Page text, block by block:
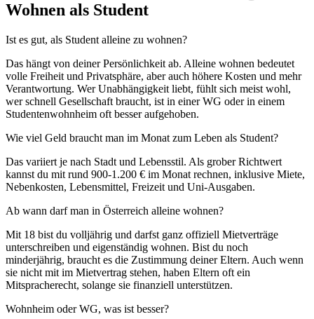
Wohnen als Student
Ist es gut, als Student alleine zu wohnen?
Das hängt von deiner Persönlichkeit ab. Alleine wohnen bedeutet
volle Freiheit und Privatsphäre, aber auch höhere Kosten und mehr
Verantwortung. Wer Unabhängigkeit liebt, fühlt sich meist wohl,
wer schnell Gesellschaft braucht, ist in einer WG oder in einem
Studentenwohnheim oft besser aufgehoben.
Wie viel Geld braucht man im Monat zum Leben als Student?
Das variiert je nach Stadt und Lebensstil. Als grober Richtwert
kannst du mit rund 900-1.200 € im Monat rechnen, inklusive Miete,
Nebenkosten, Lebensmittel, Freizeit und Uni-Ausgaben.
Ab wann darf man in Österreich alleine wohnen?
Mit 18 bist du volljährig und darfst ganz offiziell Mietverträge
unterschreiben und eigenständig wohnen. Bist du noch
minderjährig, braucht es die Zustimmung deiner Eltern. Auch wenn
sie nicht mit im Mietvertrag stehen, haben Eltern oft ein
Mitspracherecht, solange sie finanziell unterstützen.
Wohnheim oder WG, was ist besser?